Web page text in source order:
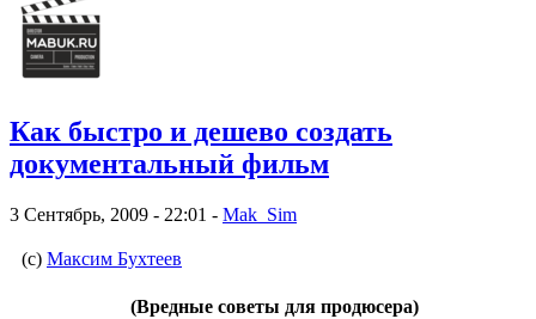
Как быстро и дешево создать
документальный фильм
3 Сентябрь, 2009 - 22:01 - Mak_Sim
(с) Максим Бухтеев
(Вредные советы для продюсера)